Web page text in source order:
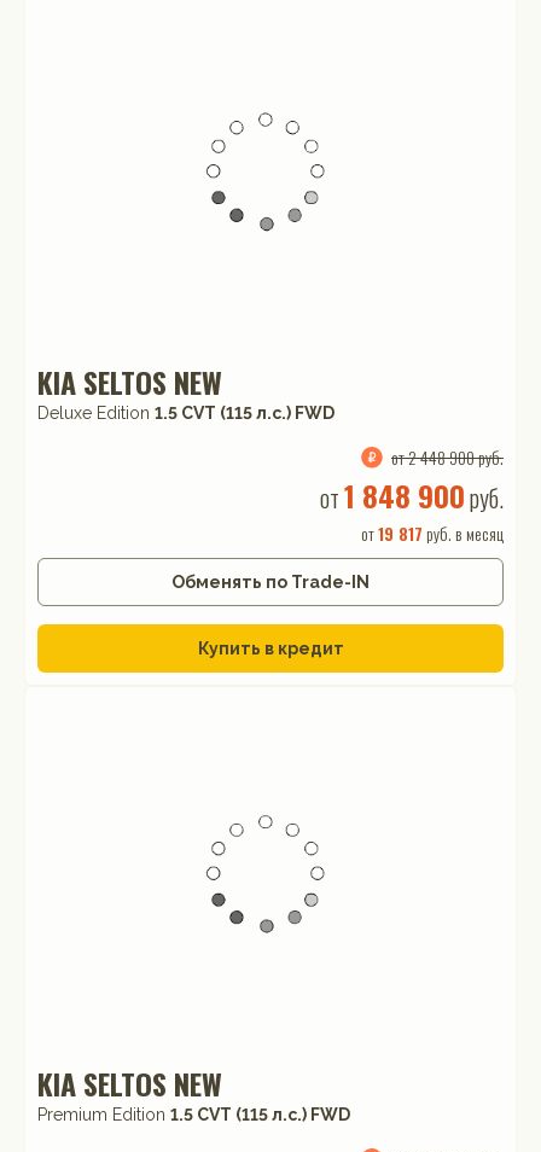
KIA SELTOS NEW
Deluxe Edition 1.5 CVT (115 л.с.) FWD
от 2 448 900 руб.
от1 848 900руб.
от19 817 руб. в месяц
Обменять по Trade-IN
Купить в кредит
KIA SELTOS NEW
Premium Edition 1.5 CVT (115 л.с.) FWD